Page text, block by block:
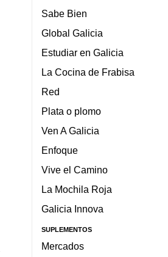
Sabe Bien
Global Galicia
Estudiar en Galicia
La Cocina de Frabisa
Red
Plata o plomo
Ven A Galicia
Enfoque
Vive el Camino
La Mochila Roja
Galicia Innova
SUPLEMENTOS
Mercados